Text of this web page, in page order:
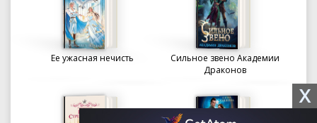
Ее ужасная нечисть
Сильное звено Академии
Драконов
X